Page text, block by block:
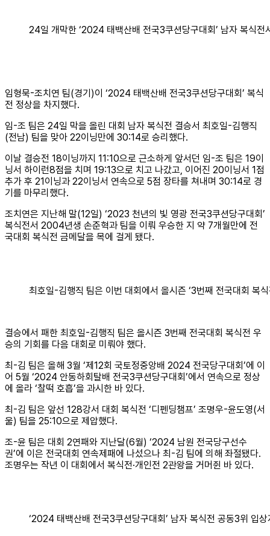
24일 개막한 ‘2024 태백산배 전국3쿠션당구대회’ 남자 복식
임형묵-조치연 팀(경기)이 ‘2024 태백산배 전국3쿠션당구대회’ 복식
전 정상을 차지했다.
임-조 팀은 24일 막을 올린 대회 남자 복식전 결승서 최호일-김행직
(전남) 팀을 맞아 22이닝만에 30:14로 승리했다.
이날 결승전 18이닝까지 11:10으로 근소하게 앞서던 임-조 팀은 19이
닝서 하이런8점을 치며 19:13으로 치고 나갔고, 이어진 20이닝서 1점
추가 후 21이닝과 22이닝서 연속으로 5점 장타를 쳐내며 30:14로 경
기를 마무리했다.
조치연은 지난해 말(12일) ‘2023 천년의 빛 영광 전국3쿠션당구대회’
복식전서 2004년생 손준혁과 팀을 이뤄 우승한 지 약 7개월만에 전
국대회 복식전 금메달을 목에 걸게 됐다.
최호일-김행직 팀은 이번 대회에서 올시즌 ‘3번째 전국대회 복
결승에서 패한 최호일-김행직 팀은 올시즌 3번째 전국대회 복식전 우
승의 기회를 다음 대회로 미뤄야 했다.
최-김 팀은 올해 3월 ‘제12회 국토정중앙배 2024 전국당구대회’에 이
어 5월 ‘2024 안동하회탈배 전국3쿠션당구대회’에서 연속으로 정상
에 올라 ‘찰떡 호흡’을 과시한 바 있다.
최-김 팀은 앞선 128강서 대회 복식전 ‘디펜딩챔프’ 조명우-윤도영(서
울) 팀을 25:10으로 제압했다.
조-윤 팀은 대회 2연패와 지난달(6월) ‘2024 남원 전국당구선수
권’에 이은 전국대회 연속제패에 나섰으나 최-김 팀에 의해 좌절됐다.
조명우는 작년 이 대회에서 복식전·개인전 2관왕을 거머쥔 바 있다.
‘2024 태백산배 전국3쿠션당구대회’ 남자 복식전 공동3위 입